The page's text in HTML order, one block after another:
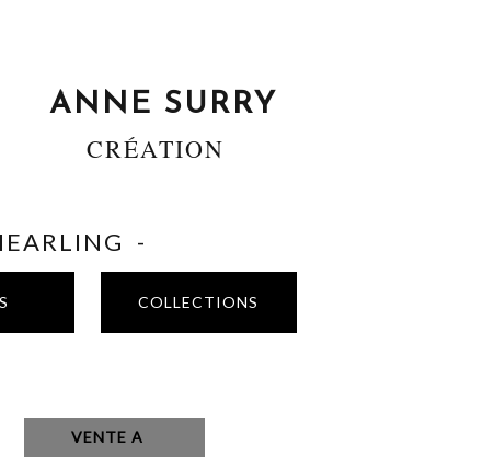
ANNE SURRY
CRÉATION
VENTE A
-
COLLECTIONS